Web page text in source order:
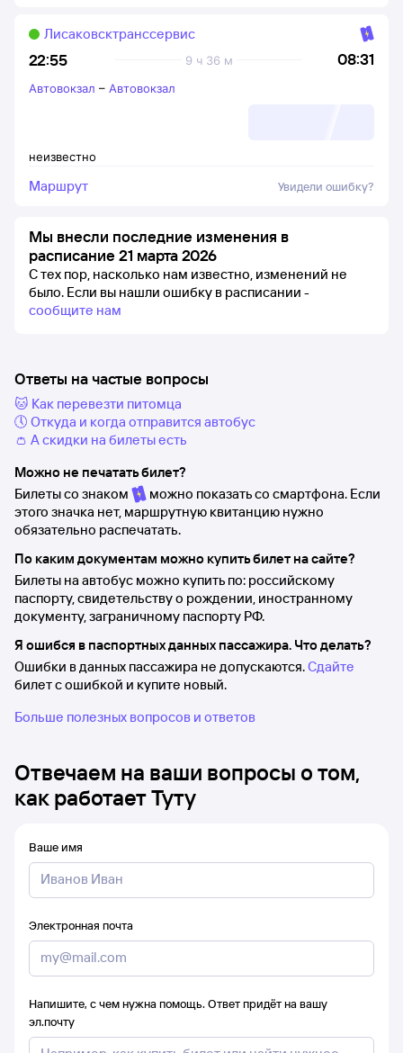
22:55 08:31
9 ч 36 м
Лисаковсктранссервис
неизвестно
Автовокзал – Автовокзал
Маршрут Увидели ошибку?
Мы внесли последние изменения в
расписание 21 марта 2026
С тех пор, насколько нам известно, изменений не
было. Если вы нашли ошибку в расписании -
сообщите нам
Ответы на частые вопросы
🐱 Как перевезти питомца
🕔 Откуда и когда отправится автобус
👛 А скидки на билеты есть
Можно не печатать билет?
Билеты со знаком
можно показать со смартфона. Если
этого значка нет, маршрутную квитанцию нужно
обязательно распечатать.
По каким документам можно купить билет на сайте?
Билеты на автобус можно купить по: российскому
паспорту, свидетельству о рождении, иностранному
документу, заграничному паспорту РФ.
Я ошибся в паспортных данных пассажира. Что делать?
Ошибки в данных пассажира не допускаются.Сдайте
билет с ошибкой и купите новый.
Больше полезных вопросов и ответов
Отвечаем на ваши вопросы о том,
как работает Туту
Ваше имя
Электронная почта
Напишите, с чем нужна помощь. Ответ придёт на вашу
эл.почту